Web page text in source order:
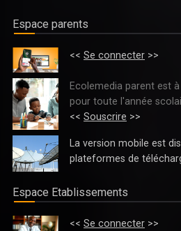
Espace parents
<< Se connecter >>
Ecolemedia parent est à
pour toute l'année
<< Souscrire >>
La version mobile est
plateformes de
Espace Etablissements
<< Se connecter >>